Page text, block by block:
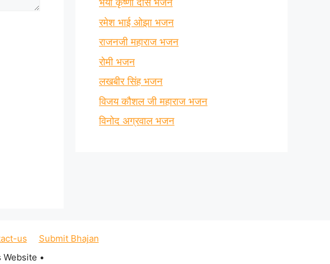
भैया कृष्णा दास भजन
रमेश भाई ओझा भजन
राजनजी महाराज भजन
रोमी भजन
लखबीर सिंह भजन
विजय कौशल जी महाराज भजन
विनोद अग्रवाल भजन
us
Submit Bhajan
Website •